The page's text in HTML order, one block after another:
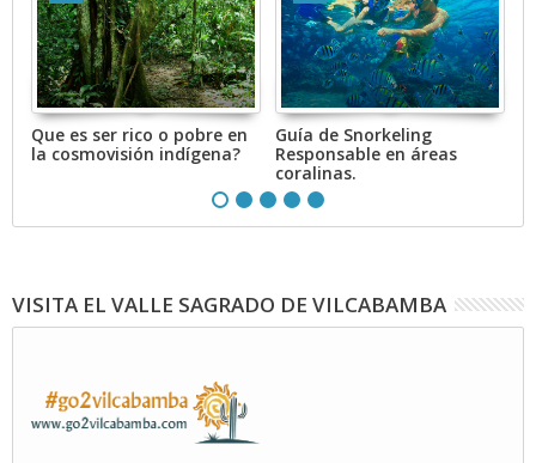
Que es ser rico o pobre en
la cosmovisión indígena?
Guía de Snorkeling
Responsable en áreas
coralinas.
VISITA EL VALLE SAGRADO DE VILCABAMBA